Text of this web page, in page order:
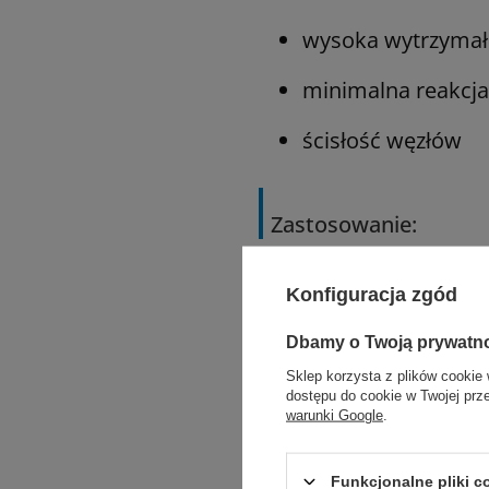
wysoka
minimalna
ścisłość węzłów
Zastosowanie:
zbliżanie tkanek
Konfiguracja zgód
Dbamy o Twoją
Sklep korzysta z plików cookie
dostępu do cookie w Twojej
warunki Google
Funkcjonalne pliki